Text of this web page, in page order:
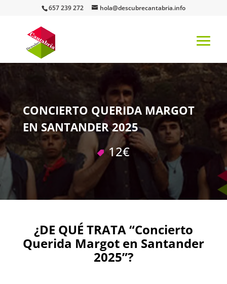
657 239 272 hola@descubrecantabria.info
CONCIERTO QUERIDA MARGOT
EN SANTANDER 2025
12€
¿DE QUÉ TRATA “Concierto
Querida Margot en Santander
2025”?